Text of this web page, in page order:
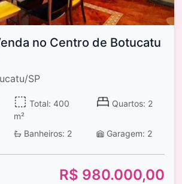
no Centro de Botucatu
SP
Total: 400
m²
Quartos: 2
Banheiros: 2 Garagem: 2
R$ 980.000,00